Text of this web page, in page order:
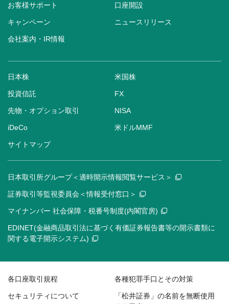
お客様サポート 口座開設
キャンペーン ニュースリリース
会社案内・IR情報
日本株 米国株
投資信託 FX
先物・オプション取引 NISA
iDeCo 米ドルMMF
サイトマップ
日本取引所グループ＜適時開示情報閲覧サービス＞
証券取引等監視委員会＜情報受付窓口＞
マイナンバー 社会保障・税番号制度(内閣官房)
EDINET(金融商品取引法に基づく有価証券報告書等の開示書類に
関する電子開示システム)
各口座取引規程 各種犯罪手口とその対策
セキュリティについて
「松井証券」の名前を無断使用